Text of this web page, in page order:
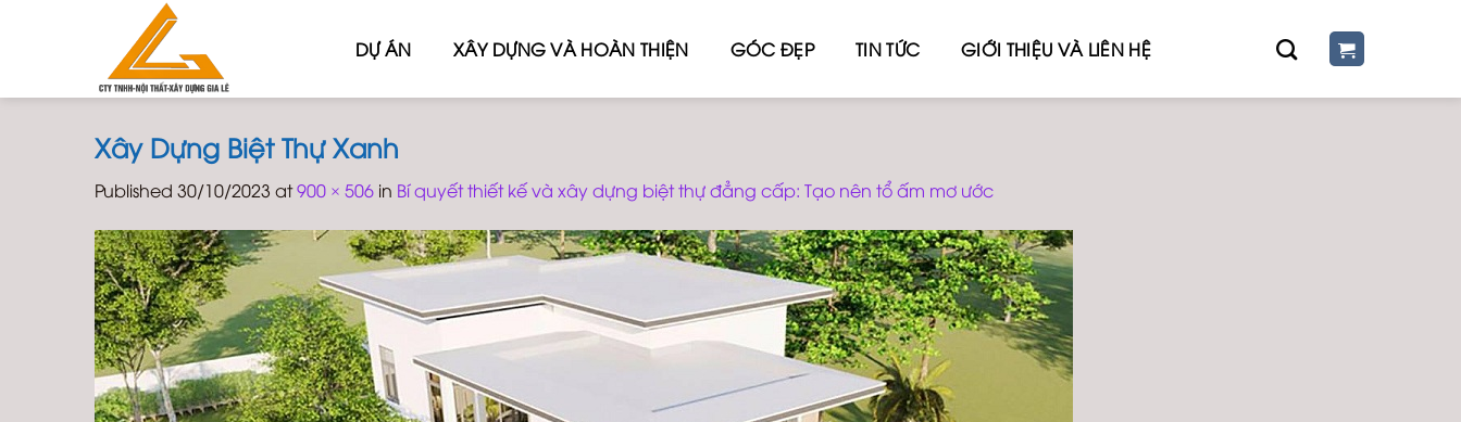
DỰ ÁN XÂY DỰNG VÀ HOÀN THIỆN GÓC ĐẸP TIN TỨC GIỚI THIỆU VÀ LIÊN HỆ
Xây Dựng Biệt Thự Xanh
Published 30/10/2023 at900 × 506 in Bí quyết thiết kế và xây dựng biệt thự đẳng cấp: Tạo nên tổ ấm mơ ước